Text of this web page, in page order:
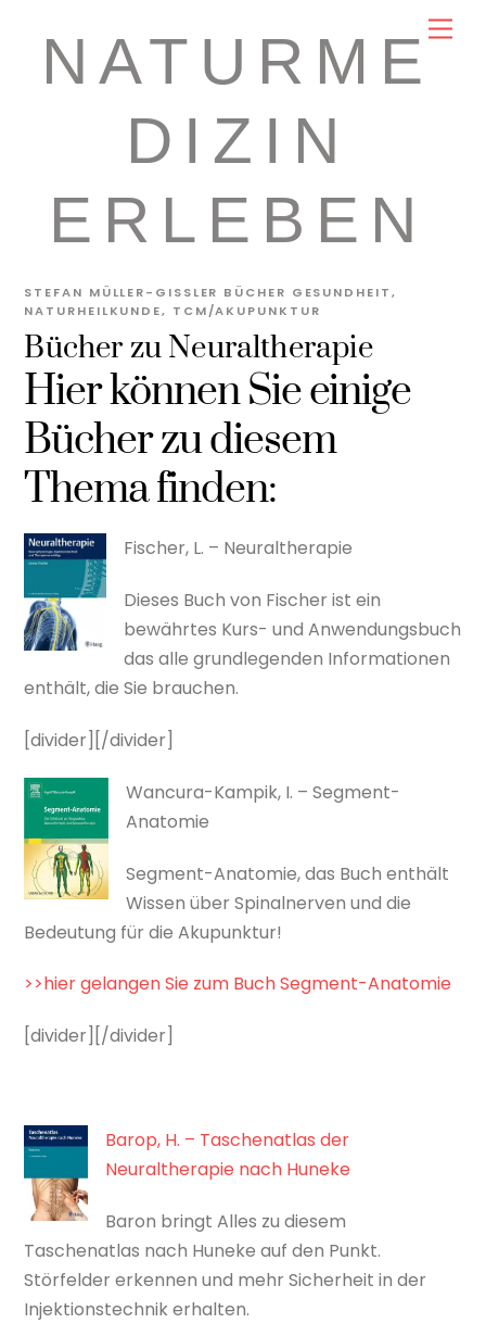
contentNATURME
DIZIN
ERLEBEN
Bücher zu Neuraltherapie
STEFAN MÜLLER-GISSLER BÜCHER GESUNDHEIT,
NATURHEILKUNDE, TCM/AKUPUNKTUR
Hier können Sie einige
Bücher zu diesem
Thema finden:
Fischer, L. – Neuraltherapie
Dieses Buch von Fischer ist ein
bewährtes Kurs- und Anwendungsbuch
das alle grundlegenden Informationen
enthält, die Sie brauchen.
[divider][/divider]
Wancura-Kampik, I. – Segment-
Anatomie
Segment-Anatomie, das Buch enthält
Wissen über Spinalnerven und die
Bedeutung für die Akupunktur!
>>hier gelangen Sie zum Buch Segment-Anatomie
[divider][/divider]
Barop, H. – Taschenatlas der
Neuraltherapie nach Huneke
Baron bringt Alles zu diesem
Taschenatlas nach Huneke auf den Punkt.
Störfelder erkennen und mehr Sicherheit in der
Injektionstechnik erhalten.